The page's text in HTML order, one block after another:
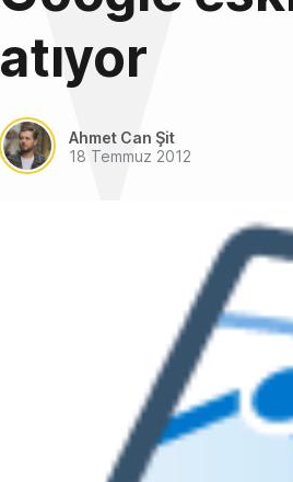
atıyor
Ahmet Can Şit
18 Temmuz 2012